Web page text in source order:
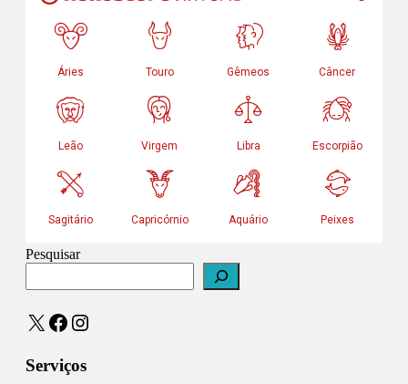
Pesquisar
X Facebook
Instagram
Serviços